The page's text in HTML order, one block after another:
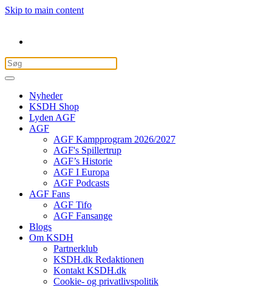
Skip to main content
Nyheder
KSDH Shop
Lyden AGF
AGF
AGF Kampprogram 2026/2027
AGF's Spillertrup
AGF’s Historie
AGF I Europa
AGF Podcasts
AGF Fans
AGF Tifo
AGF Fansange
Blogs
Om KSDH
Partnerklub
KSDH.dk Redaktionen
Kontakt KSDH.dk
Cookie- og privatlivspolitik